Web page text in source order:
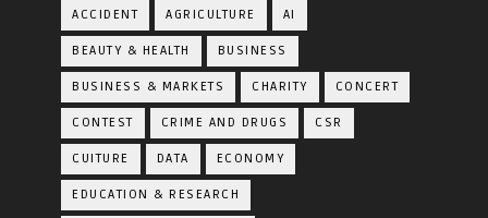
ACCIDENT AGRICULTURE AI
BEAUTY & HEALTH BUSINESS
BUSINESS & MARKETS CHARITY CONCERT
CONTEST CRIME AND DRUGS CSR
CUITURE DATA ECONOMY
EDUCATION & RESEARCH